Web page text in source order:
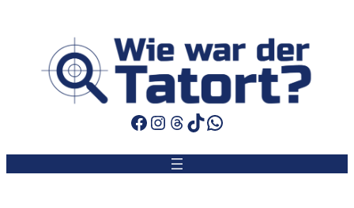
Facebook
Instagram
Threads
TikTok
WhatsApp